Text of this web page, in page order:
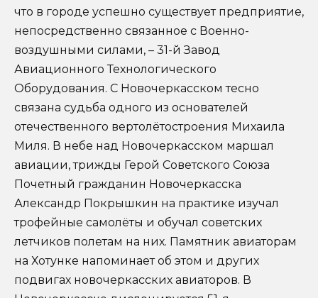
что в городе успешно существует предприятие,
непосредственно связанное с Военно-
воздушными силами, – 31-й Завод
Авиационного Технологического
Оборудования. С Новочеркасском тесно
связана судьба одного из основателей
отечественного вертолётостроения Михаила
Миля. В небе над Новочеркасском маршал
авиации, трижды Герой Советского Союза
Почетный гражданин Новочеркасска
Александр Покрышкин на практике изучал
трофейные самолёты и обучал советских
летчиков полетам на них. Памятник авиаторам
на Хотунке напоминает об этом и других
подвигах новочеркасских авиаторов. В